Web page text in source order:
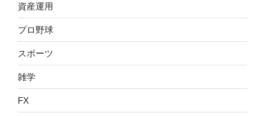
資産運用
プロ野球
スポーツ
雑学
FX